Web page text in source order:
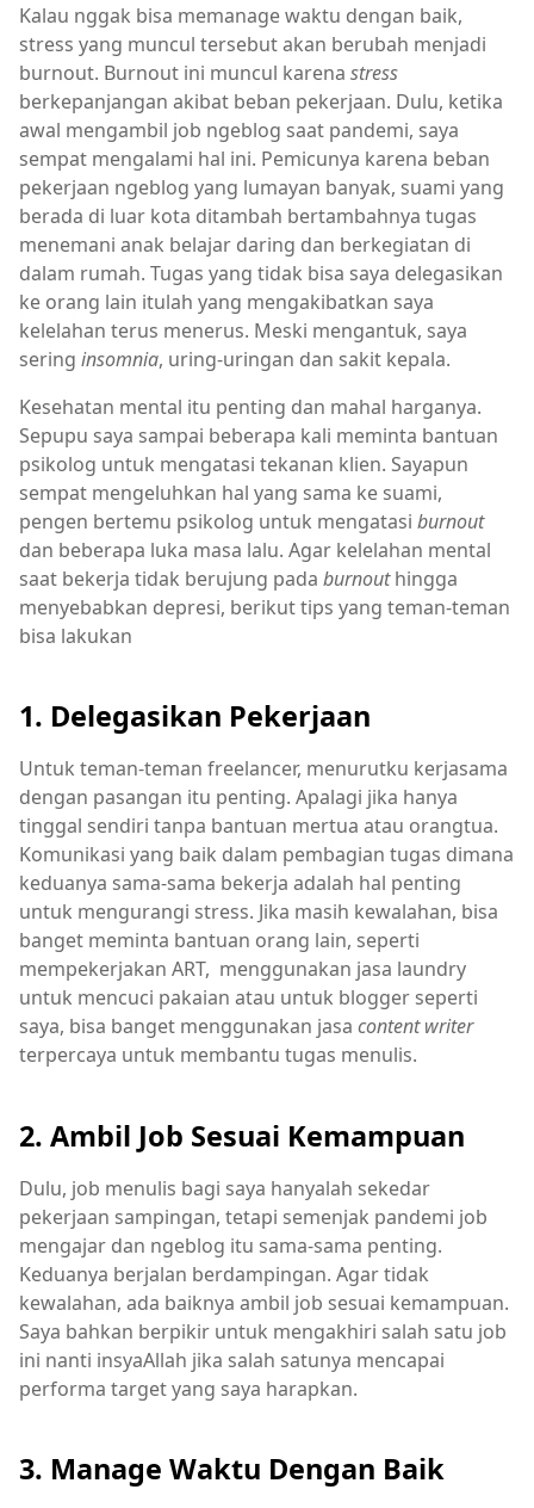
Kalau nggak bisa memanage waktu dengan baik,
stress yang muncul tersebut akan berubah menjadi
burnout. Burnout ini muncul karena stress
berkepanjangan akibat beban pekerjaan. Dulu, ketika
awal mengambil job ngeblog saat pandemi, saya
sempat mengalami hal ini. Pemicunya karena beban
pekerjaan ngeblog yang lumayan banyak, suami yang
berada di luar kota ditambah bertambahnya tugas
menemani anak belajar daring dan berkegiatan di
dalam rumah. Tugas yang tidak bisa saya delegasikan
ke orang lain itulah yang mengakibatkan saya
kelelahan terus menerus. Meski mengantuk, saya
sering insomnia, uring-uringan dan sakit kepala.
Kesehatan mental itu penting dan mahal harganya.
Sepupu saya sampai beberapa kali meminta bantuan
psikolog untuk mengatasi tekanan klien. Sayapun
sempat mengeluhkan hal yang sama ke suami,
pengen bertemu psikolog untuk mengatasi burnout
dan beberapa luka masa lalu. Agar kelelahan mental
saat bekerja tidak berujung pada burnouthingga
menyebabkan depresi, berikut tips yang teman-teman
bisa lakukan
1. Delegasikan Pekerjaan
Untuk teman-teman freelancer, menurutku kerjasama
dengan pasangan itu penting. Apalagi jika hanya
tinggal sendiri tanpa bantuan mertua atau orangtua.
Komunikasi yang baik dalam pembagian tugas dimana
keduanya sama-sama bekerja adalah hal penting
untuk mengurangi stress. Jika masih kewalahan, bisa
banget meminta bantuan orang lain, seperti
mempekerjakan ART, menggunakan jasa laundry
untuk mencuci pakaian atau untuk blogger seperti
saya, bisa banget menggunakan jasa content writer
terpercaya untuk membantu tugas menulis.
2. Ambil Job Sesuai Kemampuan
Dulu, job menulis bagi saya hanyalah sekedar
pekerjaan sampingan, tetapi semenjak pandemi job
mengajar dan ngeblog itu sama-sama penting.
Keduanya berjalan berdampingan. Agar tidak
kewalahan, ada baiknya ambil job sesuai kemampuan.
Saya bahkan berpikir untuk mengakhiri salah satu job
ini nanti insyaAllah jika salah satunya mencapai
performa target yang saya harapkan.
3. Manage Waktu Dengan Baik